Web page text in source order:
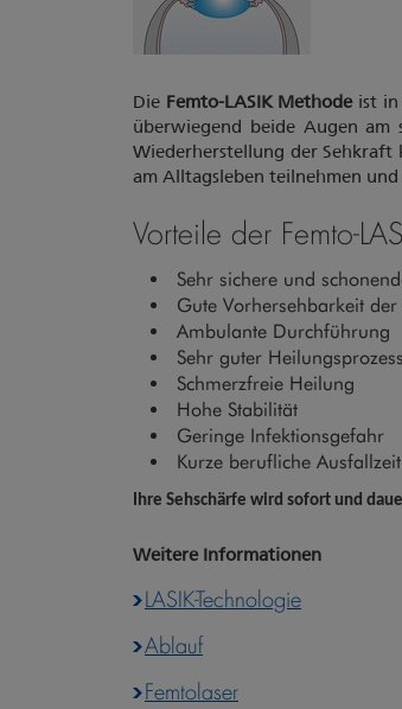
Die Femto-LASIK Methodeist in
überwiegend beide Augen am
Wiederherstellung der Sehkraft
am Alltagsleben teilnehmen
Vorteile der Femto-
Sehr sichere und
Gute Vorhersehbarkeit der
Ambulante Durchführung
Sehr guter
Schmerzfreie Heilung
Hohe Stabilität
Geringe Infektionsgefahr
Kurze berufliche Ausfallzeit
Ihre Sehschärfe wird sofort und
Weitere Informationen
LASIK-Technologie
Ablauf
Femtolaser